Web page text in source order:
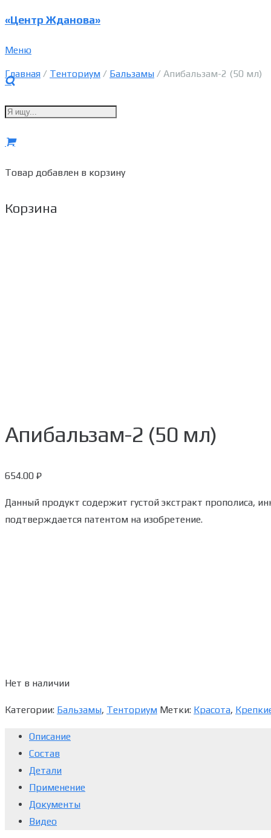
«Центр Жданова»
Меню
Товар добавлен в корзину
Корзина
Главная / Тенториум / Бальзамы / Апибальзам-2 (50 мл)
Апибальзам-2 (50 мл)
654.00 ₽
Данный продукт содержит густой экстракт прополиса,
подтверждается патентом на изобретение.
Нет в наличии
Категории: Бальзамы, Тенториум Метки: Красота,
Описание
Состав
Детали
Применение
Документы
Видео